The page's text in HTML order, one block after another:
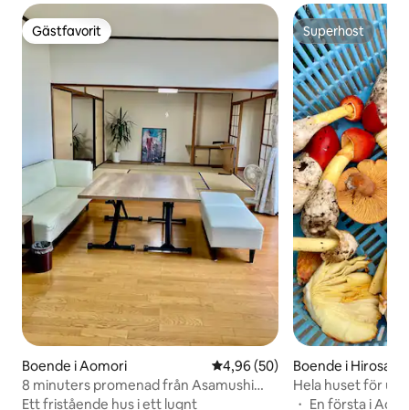
Gästfavorit
Gästfavorit
Boende i Aomori 4,96 av 5 i genomsnittligt
4,96 (50)
8 minuters promenad från Asamushi
Onsen-stationen! Ett lugnt fristående
Ett fristående hus i ett lugnt
Superhost
Superhost
Boende i Hirosaki
Hela huset för
uppleva
・ En första i